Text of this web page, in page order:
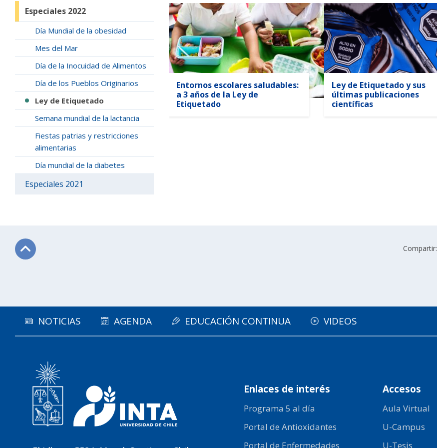
Especiales 2022
Día Mundial de la obesidad
Mes del Mar
Día de la Inocuidad de Alimentos
Día de los Pueblos Originarios
Ley de Etiquetado
Semana mundial de la lactancia
Fiestas patrias y restricciones
alimentarias
Día mundial de la diabetes
Especiales 2021
Entornos escolares saludables:
a 3 años de la Ley de
Etiquetado
Ley de Etiquetado y sus
últimas publicaciones
científicas
Compartir:
NOTICIAS AGENDA EDUCACIÓN CONTINUA VIDEOS
Enlaces de interés
Programa 5 al día
Portal de Antioxidantes
Portal de Enfermedades
Accesos
Aula Virtual
U-Campus
U-Tesis